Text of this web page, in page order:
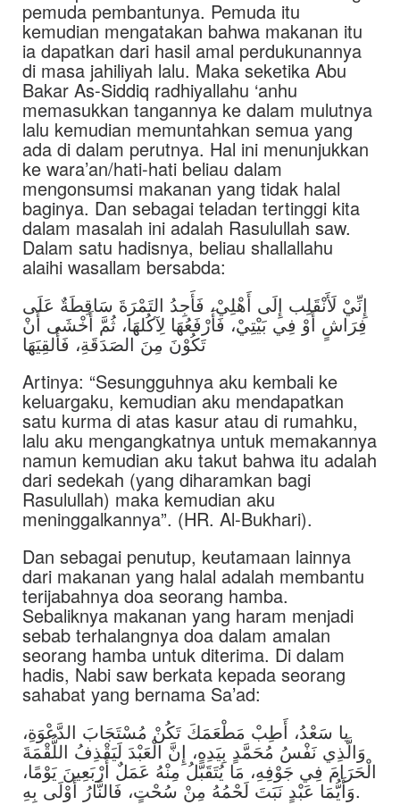
pemuda pembantunya. Pemuda itu
kemudian mengatakan bahwa makanan itu
ia dapatkan dari hasil amal perdukunannya
di masa jahiliyah lalu. Maka seketika Abu
Bakar As-Siddiq radhiyallahu ‘anhu
memasukkan tangannya ke dalam mulutnya
lalu kemudian memuntahkan semua yang
ada di dalam perutnya. Hal ini menunjukkan
ke wara’an/hati-hati beliau dalam
mengonsumsi makanan yang tidak halal
baginya. Dan sebagai teladan tertinggi kita
dalam masalah ini adalah Rasulullah saw.
Dalam satu hadisnya, beliau shallallahu
alaihi wasallam bersabda:
إِنِّيْ لَأَنْقَلِب إِلَى أَهْلِيْ، فَأَجِدُ التَمْرَةَ سَاقِطَةٌ عَلَى
فِرَاشٍ أَوْ فِي بَيْتِيْ، فَأَرْفَعُهَا لِآكُلهَا، ثُمَّ أَخْشَى أَنْ
تَكُوْنَ مِنَ الصَدَقَةِ، فَأُلقِيَهَا
Artinya: “Sesungguhnya aku kembali ke
keluargaku, kemudian aku mendapatkan
satu kurma di atas kasur atau di rumahku,
lalu aku mengangkatnya untuk memakannya
namun kemudian aku takut bahwa itu adalah
dari sedekah (yang diharamkan bagi
Rasulullah) maka kemudian aku
meninggalkannya”. (HR. Al-Bukhari).
Dan sebagai penutup, keutamaan lainnya
dari makanan yang halal adalah membantu
terijabahnya doa seorang hamba.
Sebaliknya makanan yang haram menjadi
sebab terhalangnya doa dalam amalan
seorang hamba untuk diterima. Di dalam
hadis, Nabi saw berkata kepada seorang
sahabat yang bernama Sa’ad:
يا سَعْدُ، أَطِبْ مَطْعَمَكَ تَكُنْ مُسْتَجَابَ الدَّعْوَةِ،
وَالَّذِي نَفْسُ مُحَمَّدٍ بِيَدِهِ، إِنَّ الْعَبْدَ لَيَقْذِفُ اللُّقْمَةَ
الْحَرَامَ فِي جَوْفِهِ، مَا يُتَقَبَّلُ مِنْهُ عَمَلٌ أَرْبَعِينَ يَوْمًا،
وَأَيُّمَا عَبْدٍ نَبَتَ لَحْمُهُ مِنْ سُحْتٍ، فَالنَّارُ أَوْلَى بِهِ.